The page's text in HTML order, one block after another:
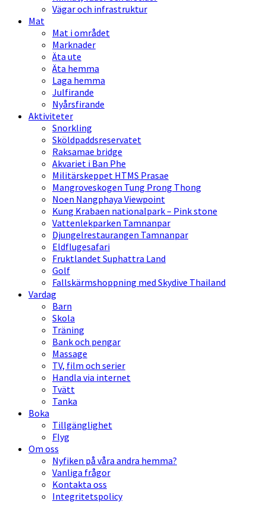
Vägar och infrastruktur
Mat
Mat i området
Marknader
Äta ute
Äta hemma
Laga hemma
Julfirande
Nyårsfirande
Aktiviteter
Snorkling
Sköldpaddsreservatet
Raksamae bridge
Akvariet i Ban Phe
Militärskeppet HTMS Prasae
Mangroveskogen Tung Prong Thong
Noen Nangphaya Viewpoint
Kung Krabaen nationalpark – Pink stone
Vattenlekparken Tamnanpar
Djungelrestaurangen Tamnanpar
Eldflugesafari
Fruktlandet Suphattra Land
Golf
Fallskärmshoppning med Skydive Thailand
Vardag
Barn
Skola
Träning
Bank och pengar
Massage
TV, film och serier
Handla via internet
Tvätt
Tanka
Boka
Tillgänglighet
Flyg
Om oss
Nyfiken på våra andra hemma?
Vanliga frågor
Kontakta oss
Integritetspolicy